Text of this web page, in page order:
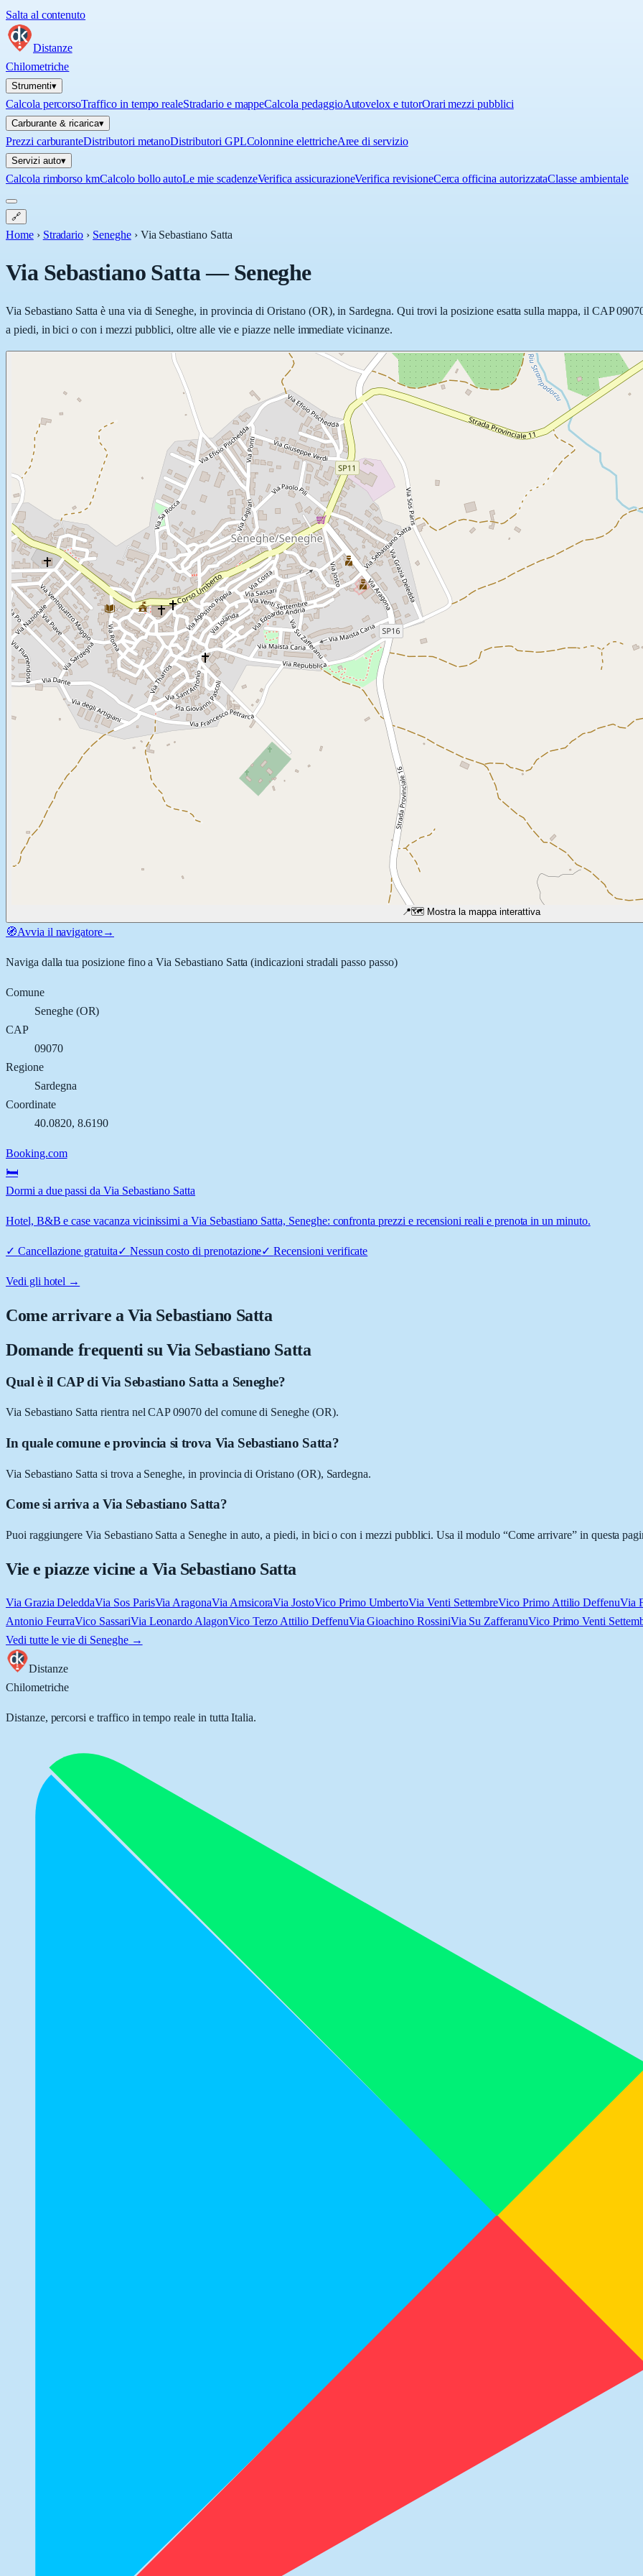
Salta al contenuto
Distanze
Chilometriche
Strumenti▾
Calcola percorsoTraffico in tempo realeStradario e mappeCalcola pedaggioAutovelox e tutorOrari mezzi pubblici
Carburante & ricarica▾
Prezzi carburanteDistributori metanoDistributori GPLColonnine elettricheAree di servizio
Servizi auto▾
Calcola rimborso kmCalcolo bollo autoLe mie scadenzeVerifica assicurazioneVerifica revisioneCerca officina autorizzataClasse ambientale
🔗
Home › Stradario › Seneghe › Via Sebastiano Satta
Via Sebastiano Satta—Seneghe
Via Sebastiano Satta è una via di Seneghe, in provincia di Oristano (OR), in Sardegna. Qui trovi la posizione esatta sulla mappa, il CAP
a piedi, in bici o con i mezzi pubblici, oltre alle vie e piazze nelle immediate vicinanze.
📍🗺️ Mostra la mappa interattiva
🧭Avvia il navigatore→
Naviga dalla tua posizione fino aVia Sebastiano Satta (indicazioni stradali passo passo)
Comune
Seneghe(OR)
CAP
09070
Regione
Sardegna
Coordinate
40.0820, 8.6190
Booking.com
🛏️
Dormi a due passi da Via Sebastiano Satta
Hotel, B&B e case vacanza vicinissimi a Via Sebastiano Satta, Seneghe: confronta prezzi e recensioni reali e prenota in un minuto.
✓ Cancellazione gratuita✓ Nessun costo di prenotazione✓Recensioni verificate
Vedi gli hotel →
Come arrivare aVia Sebastiano Satta
Domande frequenti su Via Sebastiano Satta
Qual è il CAP di Via Sebastiano Satta a Seneghe?
Via Sebastiano Satta rientra nel CAP 09070 del comune di Seneghe (OR).
In quale comune e provincia si trova Via Sebastiano Satta?
Via Sebastiano Satta si trova a Seneghe, in provincia di Oristano (OR), Sardegna.
Come si arriva a Via Sebastiano Satta?
Puoi raggiungere Via Sebastiano Satta a Seneghe in auto, a piedi, in bici o con i mezzi pubblici. Usa il modulo “Come arrivare” in questa
Vie e piazze vicine a Via Sebastiano Satta
Via Grazia DeleddaVia Sos ParisVia AragonaVia AmsicoraVia JostoVico Primo UmbertoVia Venti SettembreVico Primo Attilio DeffenuVia
Antonio FeurraVico SassariVia Leonardo AlagonVico Terzo Attilio DeffenuVia Gioachino RossiniVia Su ZafferanuVico Primo Venti
Vedi tutte le vie di Seneghe→
Distanze
Chilometriche
Distanze, percorsi e traffico in tempo reale in tutta Italia.